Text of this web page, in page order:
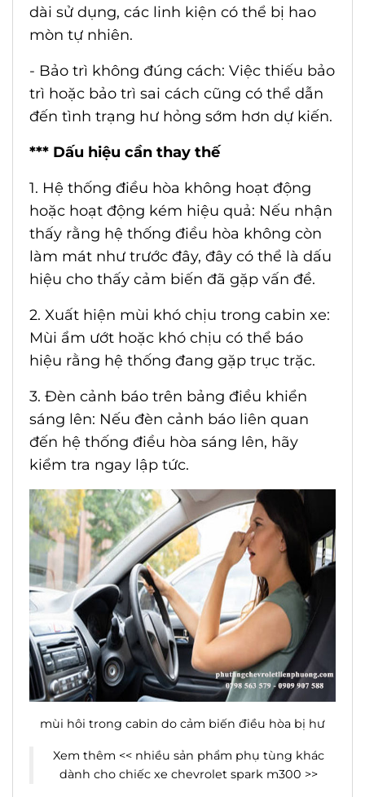
dài sử dụng, các linh kiện có thể bị hao
mòn tự nhiên.
- Bảo trì không đúng cách: Việc thiếu bảo
trì hoặc bảo trì sai cách cũng có thể dẫn
đến tình trạng hư hỏng sớm hơn dự kiến.
*** Dấu hiệu cần thay thế
1. Hệ thống điều hòa không hoạt động
hoặc hoạt động kém hiệu quả: Nếu nhận
thấy rằng hệ thống điều hòa không còn
làm mát như trước đây, đây có thể là dấu
hiệu cho thấy cảm biến đã gặp vấn đề.
2. Xuất hiện mùi khó chịu trong cabin xe:
Mùi ẩm ướt hoặc khó chịu có thể báo
hiệu rằng hệ thống đang gặp trục trặc.
3. Đèn cảnh báo trên bảng điều khiển
sáng lên: Nếu đèn cảnh báo liên quan
đến hệ thống điều hòa sáng lên, hãy
kiểm tra ngay lập tức.
mùi hôi trong cabin do cảm biến điều hòa bị hư
Xem thêm << nhiều sản phẩm phụ tùng khác
dành cho chiếc xe chevrolet spark m300 >>